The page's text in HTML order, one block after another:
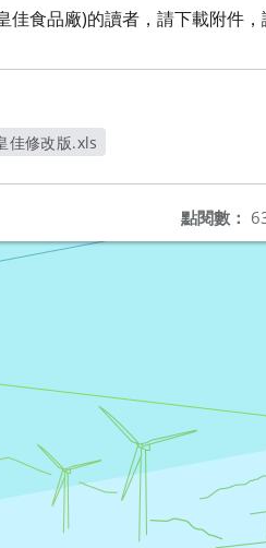
食品廠)的讀者，請下載附件，
佳修改版.xls
點閱數：